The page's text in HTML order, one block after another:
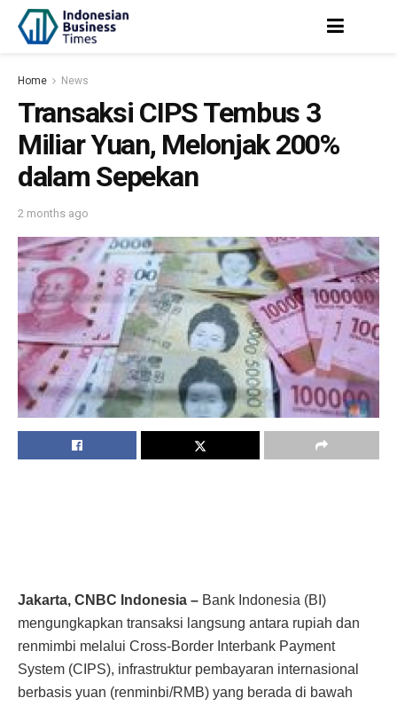
Home News
Transaksi CIPS Tembus 3
Miliar Yuan, Melonjak 200%
dalam Sepekan
2 months ago
Jakarta, CNBC Indonesia – Bank Indonesia (BI)
mengungkapkan transaksi langsung antara rupiah dan
renmimbi melalui Cross-Border Interbank Payment
System (CIPS), infrastruktur pembayaran internasional
berbasis yuan (renminbi/RMB) yang berada di bawah